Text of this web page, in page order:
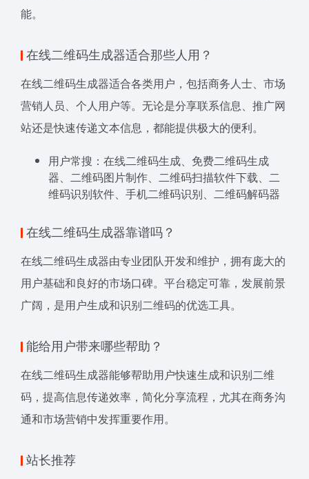
能。
在线二维码生成器适合那些人用？
在线二维码生成器适合各类用户，包括商务人士、市场
营销人员、个人用户等。无论是分享联系信息、推广网
站还是快速传递文本信息，都能提供极大的便利。
用户常搜：在线二维码生成、免费二维码生成
器、二维码图片制作、二维码扫描软件下载、二
维码识别软件、手机二维码识别、二维码解码器
在线二维码生成器靠谱吗？
在线二维码生成器由专业团队开发和维护，拥有庞大的
用户基础和良好的市场口碑。平台稳定可靠，发展前景
广阔，是用户生成和识别二维码的优选工具。
能给用户带来哪些帮助？
在线二维码生成器能够帮助用户快速生成和识别二维
码，提高信息传递效率，简化分享流程，尤其在商务沟
通和市场营销中发挥重要作用。
站长推荐